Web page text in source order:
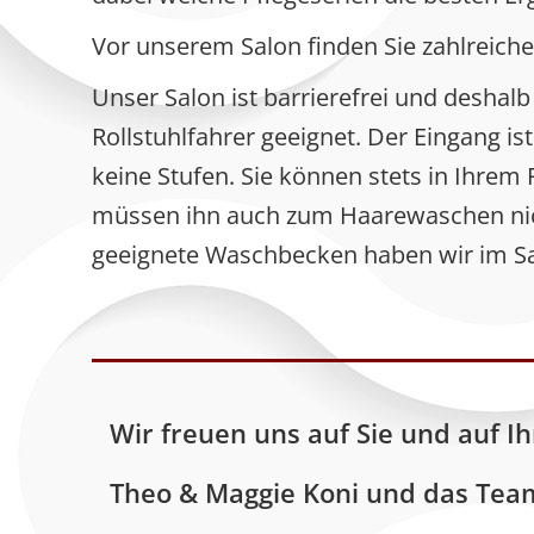
Vor unserem Salon finden Sie
Unser Salon ist barrierefrei und
Rollstuhlfahrer geeignet. Der Eingang
keine Stufen. Sie können stets in
müssen ihn auch zum Haarewaschen
geeignete Waschbecken haben wir im
Wir freuen uns auf Sie und auf
Theo & Maggie Koni und das